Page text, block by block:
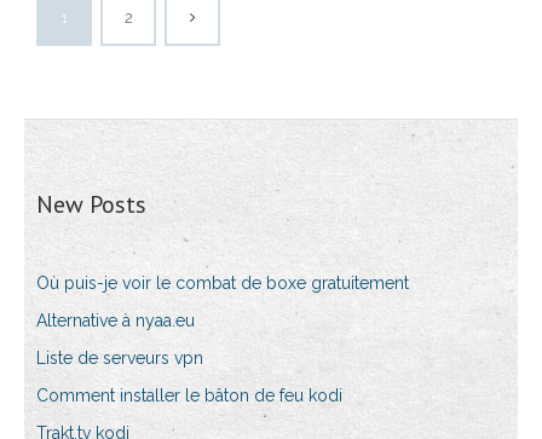
1 2
New Posts
Où puis-je voir le combat de boxe gratuitement
Alternative à nyaa.eu
Liste de serveurs vpn
Comment installer le bâton de feu kodi
Trakt.tv kodi